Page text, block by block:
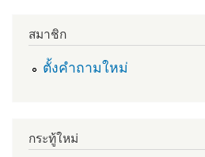
สมาชิก
ตั้งคำถามใหม่
กระทู้ใหม่